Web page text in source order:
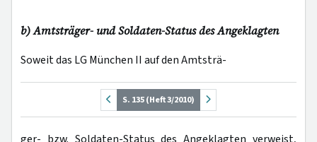
b) Amtsträger- und Soldaten-Status des Angeklagten
Soweit das LG München II auf den Amtsträ-
S. 135 (Heft 3/2010)